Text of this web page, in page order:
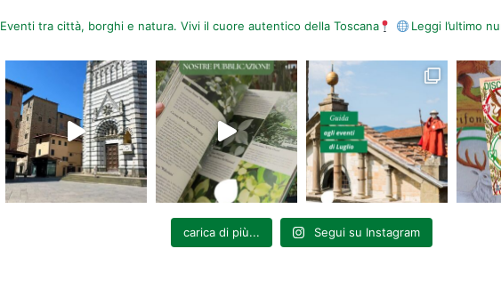
Eventi tra città, borghi e natura. Vivi il cuore autentico della Toscana Leggi l’ultimo
carica di più... Segui su Instagram